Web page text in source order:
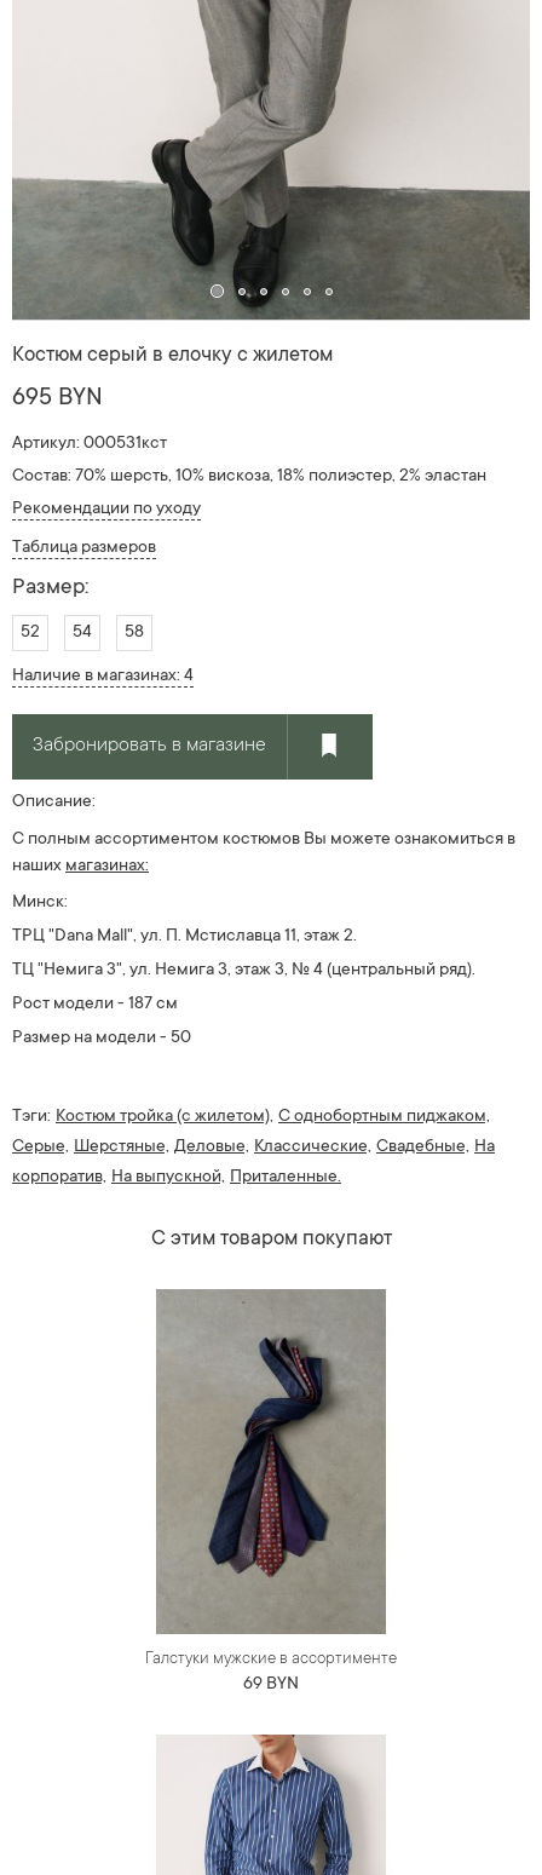
Костюм серый в елочку с жилетом
695 BYN
Артикул: 000531кст
Состав: 70% шерсть, 10% вискоза, 18% полиэстер, 2% эластан
Рекомендации по уходу
Таблица размеров
Размер:
52 54 58
Наличие в магазинах: 4
Забронировать в магазине
Описание:
С полным ассортиментом костюмов Вы можете ознакомиться в
наших магазинах:
Минск:
ТРЦ "Dana Mall", ул. П. Мстиславца 11, этаж 2.
ТЦ "Немига 3", ул. Немига 3, этаж 3, № 4 (центральный ряд).
Рост модели - 187 см
Размер на модели - 50
Тэги: Костюм тройка (с жилетом), С однобортным пиджаком,
Серые, Шерстяные, Деловые, Классические, Свадебные, На
корпоратив, На выпускной, Приталенные.
С этим товаром покупают
Галстуки мужские в ассортименте
69 BYN